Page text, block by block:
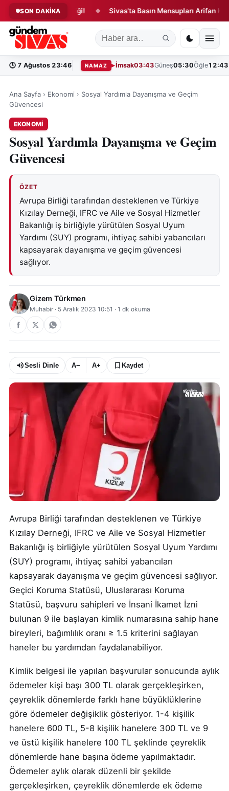
SON DAKİKA
Yangın Paniği! ◆ Sivas'ta Basın Mensupları Arifan
🕒 7 Ağustos 23:46 NAMAZ İmsak03:43Güneş05:30Öğle12:43
Ana Sayfa › Ekonomi › Sosyal Yardımla Dayanışma ve Geçim
Güvencesi
EKONOMI
Sosyal Yardımla Dayanışma ve Geçim
Güvencesi
ÖZET
Avrupa Birliği tarafından desteklenen ve Türkiye
Kızılay Derneği, IFRC ve Aile ve Sosyal Hizmetler
Bakanlığı iş birliğiyle yürütülen Sosyal Uyum
Yardımı (SUY) programı, ihtiyaç sahibi yabancıları
kapsayarak dayanışma ve geçim güvencesi
sağlıyor.
Gizem Türkmen
Muhabir · 5 Aralık 2023 10:51 · 1 dk okuma
Sesli Dinle A− A+ Kaydet
Avrupa Birliği tarafından desteklenen ve Türkiye
Kızılay Derneği, IFRC ve Aile ve Sosyal Hizmetler
Bakanlığı iş birliğiyle yürütülen Sosyal Uyum Yardımı
(SUY) programı, ihtiyaç sahibi yabancıları
kapsayarak dayanışma ve geçim güvencesi sağlıyor.
Geçici Koruma Statüsü, Uluslararası Koruma
Statüsü, başvuru sahipleri ve İnsani İkamet İzni
bulunan 9 ile başlayan kimlik numarasına sahip hane
bireyleri, bağımlılık oranı ≥ 1.5 kriterini sağlayan
haneler bu yardımdan faydalanabiliyor.
Kimlik belgesi ile yapılan başvurular sonucunda aylık
ödemeler kişi başı 300 TL olarak gerçekleşirken,
çeyreklik dönemlerde farklı hane büyüklüklerine
göre ödemeler değişiklik gösteriyor. 1-4 kişilik
hanelere 600 TL, 5-8 kişilik hanelere 300 TL ve 9
ve üstü kişilik hanelere 100 TL şeklinde çeyreklik
dönemlerde hane başına ödeme yapılmaktadır.
Ödemeler aylık olarak düzenli bir şekilde
gerçekleşirken, çeyreklik dönemlerde ek ödeme